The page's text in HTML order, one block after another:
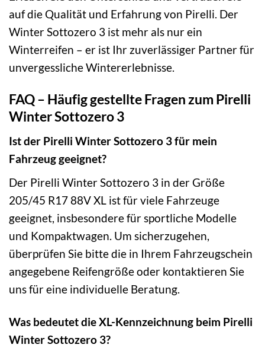
auf die Qualität und Erfahrung von Pirelli. Der
Winter Sottozero 3 ist mehr als nur ein
Winterreifen – er ist Ihr zuverlässiger Partner für
unvergessliche Wintererlebnisse.
FAQ – Häufig gestellte Fragen zum Pirelli
Winter Sottozero 3
Ist der Pirelli Winter Sottozero 3 für mein
Fahrzeug geeignet?
Der Pirelli Winter Sottozero 3 in der Größe
205/45 R17 88V XL ist für viele Fahrzeuge
geeignet, insbesondere für sportliche Modelle
und Kompaktwagen. Um sicherzugehen,
überprüfen Sie bitte die in Ihrem Fahrzeugschein
angegebene Reifengröße oder kontaktieren Sie
uns für eine individuelle Beratung.
Was bedeutet die XL-Kennzeichnung beim Pirelli
Winter Sottozero 3?